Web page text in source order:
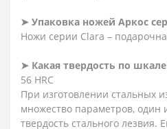
➤ Упаковка ножей Аркос
Ножи серии Clara –
➤ Какая твердость по
56 HRC
При изготовлении стальных
множество параметров, один
твердость стального лезвия.